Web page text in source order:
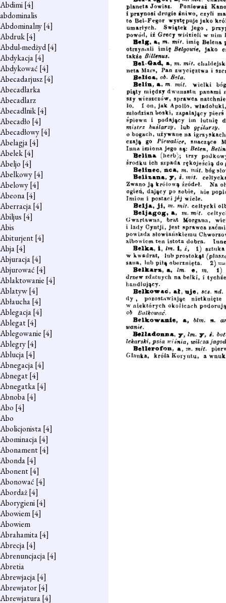
Abdimi[4]
abdominalis
Abdominalny[4]
Abdruk[4]
Abdul-medżyd[4]
Abdykacja[4]
Abdykować [4]
Abecadarjusz[4]
Abecadlarka
Abecadlarz
Abecadlnik[4]
Abecadło [4]
Abecadłowy[4]
Abelagja[4]
Abelek[4]
Abeljo [4]
Abelkowy[4]
Abelowy[4]
Abeona[4]
Aberracja[4]
Abiljus [4]
Abis
Abiturjent[4]
Abja[4]
Abjuracja[4]
Abjurować [4]
Ablaktowanie [4]
Ablatyw[4]
Abłaucha[4]
Ablegacja[4]
Ablegat[4]
Ablegowanie [4]
Ablegry[4]
Ablucja[4]
Abnegacja[4]
Abnegat[4]
Abnegatka[4]
Abnoba[4]
Abo [4]
Abo
Abolicjonista[4]
Abominacja[4]
Abonament[4]
Abonda[4]
Abonent[4]
Abonować [4]
Abordaż[4]
Aborygieni[4]
Abowiem[4]
Abowiem
Abrahamita[4]
Abrecja[4]
Abrenuncjacja[4]
Abretia
Abrewjacja[4]
Abrewjator[4]
Abrewjatura[4]